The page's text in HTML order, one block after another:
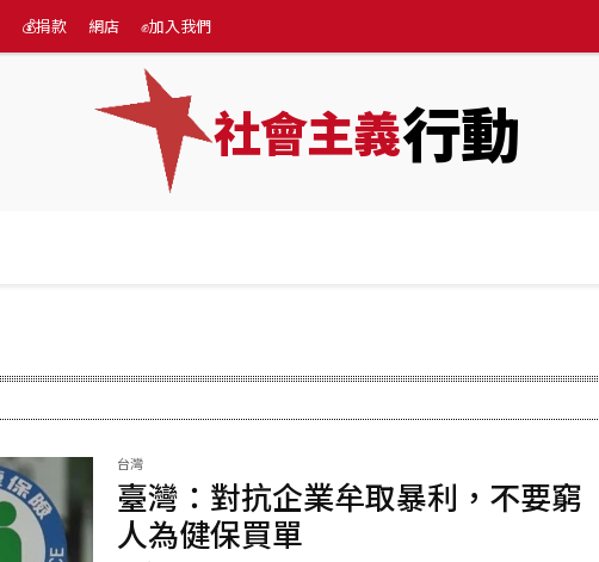
💰捐款 網店 ✊加入我們
社會主義行動
台灣
臺灣：對抗企業牟取暴利，不要窮
人為健保買單